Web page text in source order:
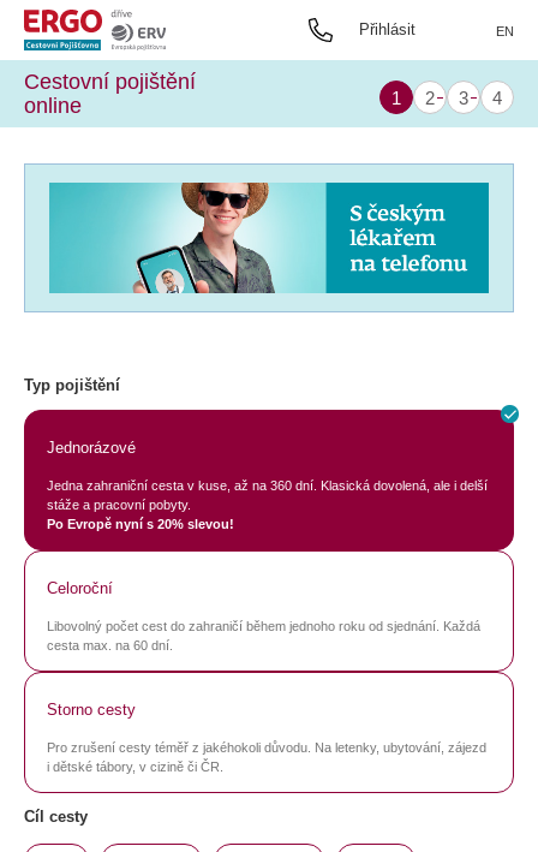
Přihlásit EN
Cestovní pojištění
online
Typ pojištění
Jednorázové
Jedna zahraniční cesta v kuse, až na 360 dní. Klasická dovolená, ale i delší
stáže a pracovní pobyty.
Po Evropě nyní s 20% slevou!
Celoroční
Libovolný počet cest do zahraničí během jednoho roku od sjednání. Každá
cesta max. na 60 dní.
Storno cesty
Pro zrušení cesty téměř z jakéhokoli důvodu. Na letenky, ubytování, zájezd
i dětské tábory, v cizině či ČR.
Cíl cesty